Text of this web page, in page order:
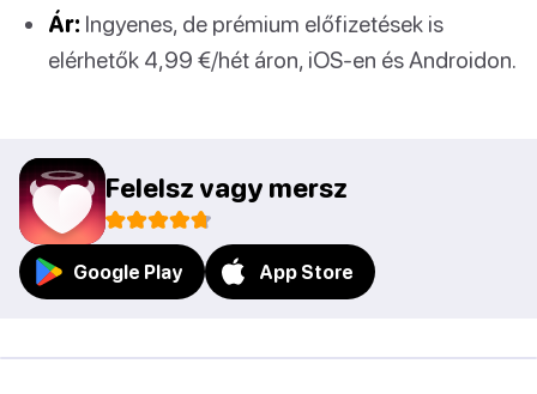
Ár: Ingyenes, de prémium előfizetések is
elérhetők 4,99 €/hét áron, iOS-en és Androidon.
Felelsz vagy mersz
Google Play App Store